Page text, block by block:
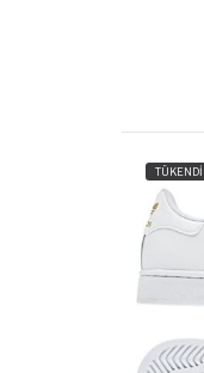
TÜKENDİ